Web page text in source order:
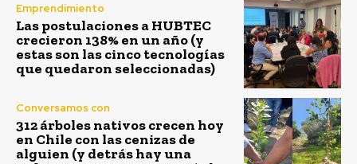
Emprendimiento
Las postulaciones a HUBTEC
crecieron 138% en un año (y
estas son las cinco tecnologías
que quedaron seleccionadas)
Conversamos con
312 árboles nativos crecen hoy
en Chile con las cenizas de
alguien (y detrás hay una